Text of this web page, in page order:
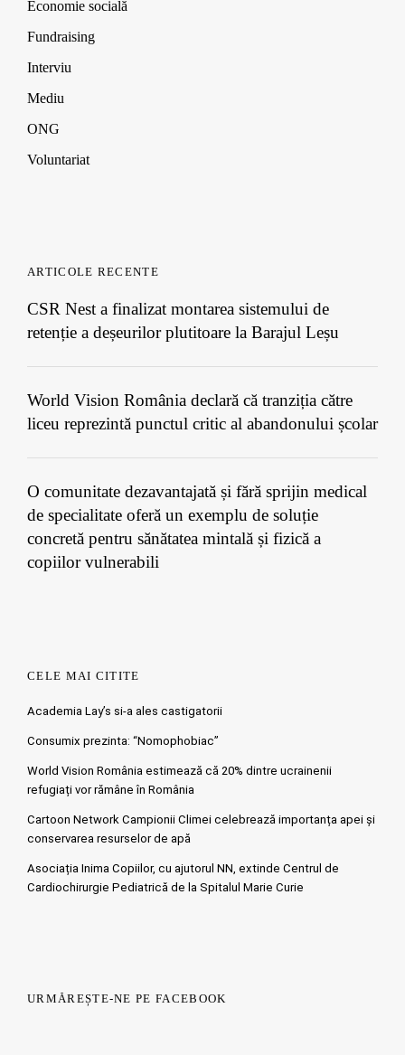
Economie socială
Fundraising
Interviu
Mediu
ONG
Voluntariat
ARTICOLE RECENTE
CSR Nest a finalizat montarea sistemului de
retenție a deșeurilor plutitoare la Barajul Leșu
World Vision România declară că tranziția către
liceu reprezintă punctul critic al abandonului școlar
O comunitate dezavantajată și fără sprijin medical
de specialitate oferă un exemplu de soluție
concretă pentru sănătatea mintală și fizică a
copiilor vulnerabili
CELE MAI CITITE
Academia Lay’s si-a ales castigatorii
Consumix prezinta: “Nomophobiac”
World Vision România estimează că 20% dintre ucrainenii
refugiați vor rămâne în România
Cartoon Network Campionii Climei celebrează importanța apei și
conservarea resurselor de apă
Asociația Inima Copiilor, cu ajutorul NN, extinde Centrul de
Cardiochirurgie Pediatrică de la Spitalul Marie Curie
URMĂREȘTE-NE PE FACEBOOK